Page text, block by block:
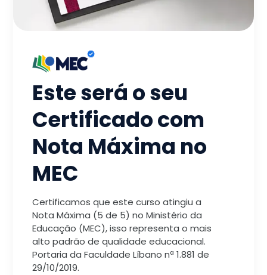
Este será o seu
Certificado com
Nota Máxima no
MEC
Certificamos que este curso atingiu a
Nota Máxima (5 de 5) no Ministério da
Educação (MEC), isso representa o mais
alto padrão de qualidade educacional.
Portaria da Faculdade Líbano nª 1.881 de
29/10/2019.